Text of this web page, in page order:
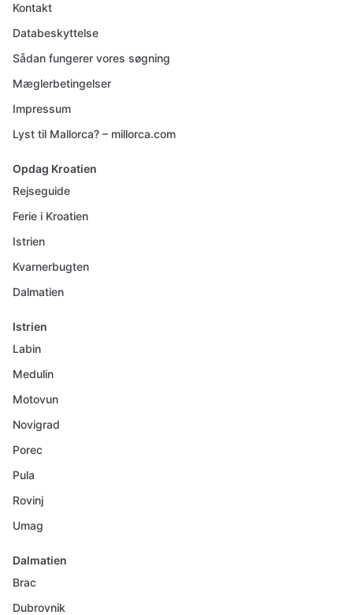
Kontakt
Databeskyttelse
Sådan fungerer vores søgning
Mæglerbetingelser
Impressum
Lyst til Mallorca? – millorca.com
Opdag Kroatien
Rejseguide
Ferie i Kroatien
Istrien
Kvarnerbugten
Dalmatien
Istrien
Labin
Medulin
Motovun
Novigrad
Porec
Pula
Rovinj
Umag
Dalmatien
Brac
Dubrovnik